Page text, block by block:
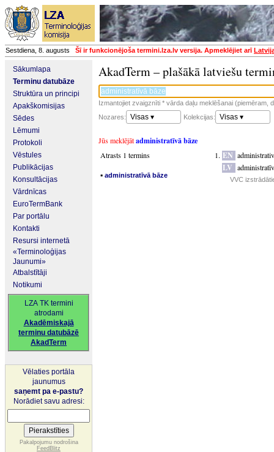
Sestdiena, 8. augusts Šī ir funkcionējoša termini.lza.lv versija. Apmeklējiet arī
Sākumlapa
Terminu datubāze
Struktūra un principi
Apakškomisijas
Sēdes
Lēmumi
Protokoli
Vēstules
Publikācijas
Konsultācijas
Vārdnīcas
EuroTermBank
Par portālu
Kontakti
Resursi internetā
«Terminoloģijas
Jaunumi»
Atbalstītāji
Notikumi
LZA TK termini
atrodami
Akadēmiskajā
terminu datubāzē
AkadTerm
Vēlaties portāla
jaunumus
saņemt pa e-pastu?
Norādiet savu adresi:
Pakalpojumu nodrošina
FeedBlitz
AkadTerm – plašākā latviešu
Izmantojiet zvaigznīti * vārda daļu meklēšanai (piemēram,
Nozares:
Visas ▾ Kolekcijas: Visas ▾
Jūs meklējātadministratīvā bāze
Atrasts 1 termins
▪ administratīvā bāze
EN
LV
VVC